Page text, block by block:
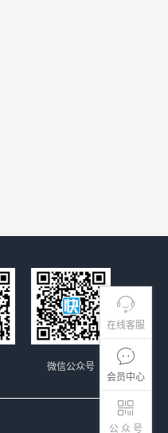
在线客服
会员中心
公 众 号
微信公众号